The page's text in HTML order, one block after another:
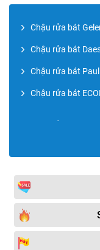
Chậu rửa bát
Chậu rửa bát
Chậu rửa bát
Chậu rửa bát
Chậu rửa bát
Chậu rửa bát